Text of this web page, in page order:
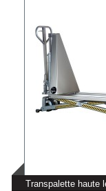
Transpalette haute